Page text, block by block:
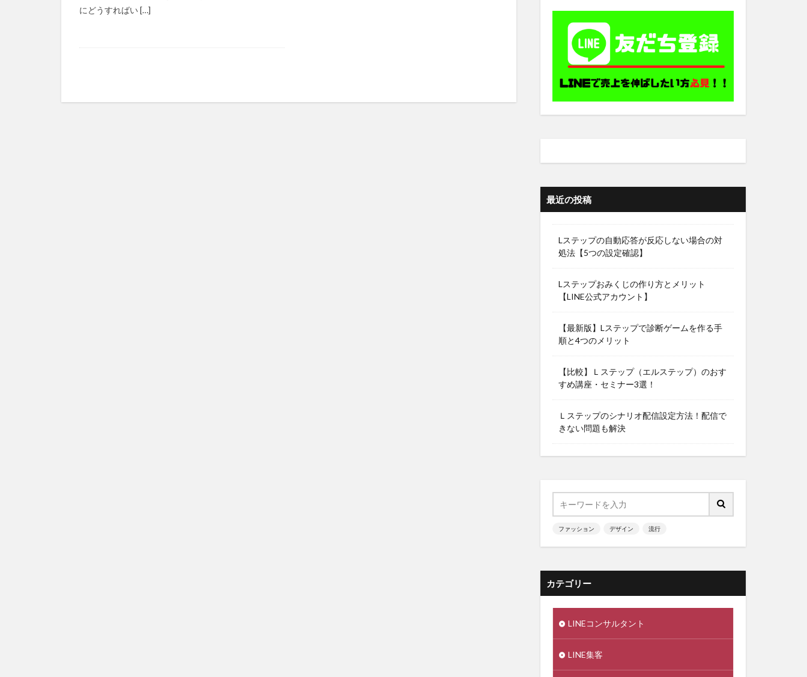
にどうすればい […]
最近の投稿
Lステップの自動応答が反応しない場合の対
処法【5つの設定確認】
Lステップおみくじの作り方とメリット
【LINE公式アカウント】
【最新版】Lステップで診断ゲームを作る手
順と4つのメリット
【比較】Ｌステップ（エルステップ）のおす
すめ講座・セミナー3選！
Ｌステップのシナリオ配信設定方法！配信で
きない問題も解決
ファッション デザイン 流行
カテゴリー
LINEコンサルタント
LINE集客